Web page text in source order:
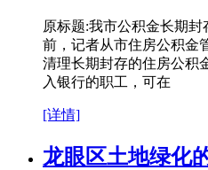
原标题:我市公积金长期封
前，记者从市住房公积金
清理长期封存的住房公积
入银行的职工，可在
[详情]
龙眼区土地绿